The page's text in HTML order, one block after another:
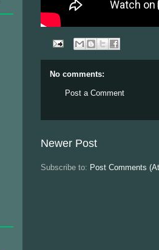
No comments:
Post a Comment
Newer Post
Subscribe to: Post Comments